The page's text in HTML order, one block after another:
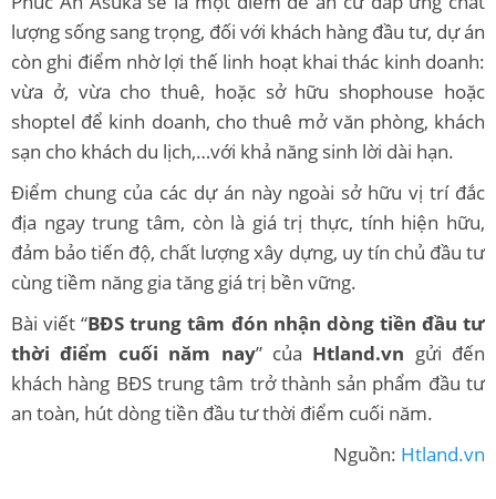
lượng sống sang trọng, đối với khách hàng đầu tư, dự án
còn ghi điểm nhờ lợi thế linh hoạt khai thác kinh doanh:
vừa ở, vừa cho thuê, hoặc sở hữu shophouse hoặc
shoptel để kinh doanh, cho thuê mở văn phòng, khách
sạn cho khách du lịch,…với khả năng sinh lời dài hạn.
Điểm chung của các dự án này ngoài sở hữu vị trí đắc
địa ngay trung tâm, còn là giá trị thực, tính hiện hữu,
đảm bảo tiến độ, chất lượng xây dựng, uy tín chủ đầu tư
cùng tiềm năng gia tăng giá trị bền vững.
Bài viết “BĐS trung tâm đón nhận dòng tiền đầu tư
thời điểm cuối năm nay” của Htland.vn gửi đến
khách hàng BĐS trung tâm trở thành sản phẩm đầu tư
an toàn, hút dòng tiền đầu tư thời điểm cuối năm.
Nguồn: Htland.vn